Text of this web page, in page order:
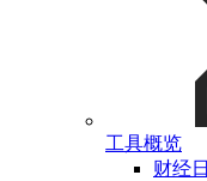
工具概览
财经